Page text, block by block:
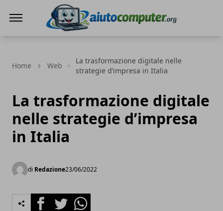
Home Web
La trasformazione digitale nelle
strategie d’impresa in Italia
La trasformazione digitale
nelle strategie d’impresa
in Italia
di Redazione23/06/2022
FacebookTwitterWhatsapp